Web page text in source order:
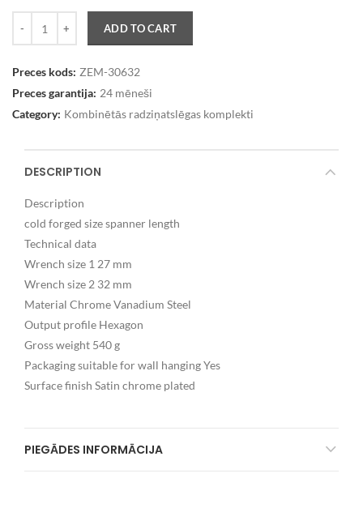
ADD TO CART
Preces kods: ZEM-30632
Preces garantija: 24 mēneši
Category: Kombinētās radziņatslēgas komplekti
DESCRIPTION
Description
cold forged size spanner length
Technical data
Wrench size 1 27 mm
Wrench size 2 32 mm
Material Chrome Vanadium Steel
Output profile Hexagon
Gross weight 540 g
Packaging suitable for wall hanging Yes
Surface finish Satin chrome plated
PIEGĀDES INFORMĀCIJA